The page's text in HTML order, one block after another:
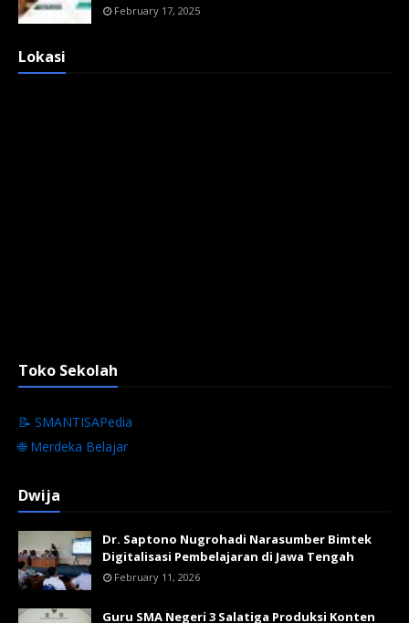
February 17, 2025
Lokasi
Toko Sekolah
📝 SMANTISAPedia
🌐 Merdeka Belajar
Dwija
Dr. Saptono Nugrohadi Narasumber Bimtek
Digitalisasi Pembelajaran di Jawa Tengah
February 11, 2026
Guru SMA Negeri 3 Salatiga Produksi Konten